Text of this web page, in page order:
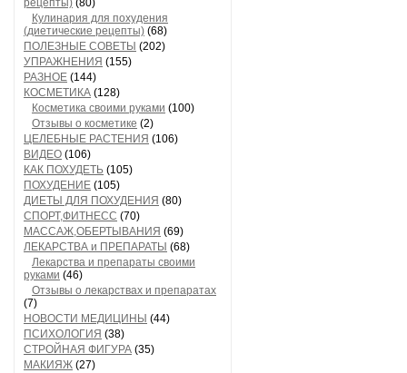
рецепты) (80)
Кулинария для похудения
(диетические рецепты) (68)
ПОЛЕЗНЫЕ СОВЕТЫ (202)
УПРАЖНЕНИЯ (155)
РАЗНОЕ (144)
КОСМЕТИКА (128)
Косметика своими руками (100)
Отзывы о косметике (2)
ЦЕЛЕБНЫЕ РАСТЕНИЯ (106)
ВИДЕО (106)
КАК ПОХУДЕТЬ (105)
ПОХУДЕНИЕ (105)
ДИЕТЫ ДЛЯ ПОХУДЕНИЯ (80)
СПОРТ,ФИТНЕСС (70)
МАССАЖ,ОБЕРТЫВАНИЯ (69)
ЛЕКАРСТВА и ПРЕПАРАТЫ (68)
Лекарства и препараты своими
руками (46)
Отзывы о лекарствах и препаратах
(7)
НОВОСТИ МЕДИЦИНЫ (44)
ПСИХОЛОГИЯ (38)
СТРОЙНАЯ ФИГУРА (35)
МАКИЯЖ (27)